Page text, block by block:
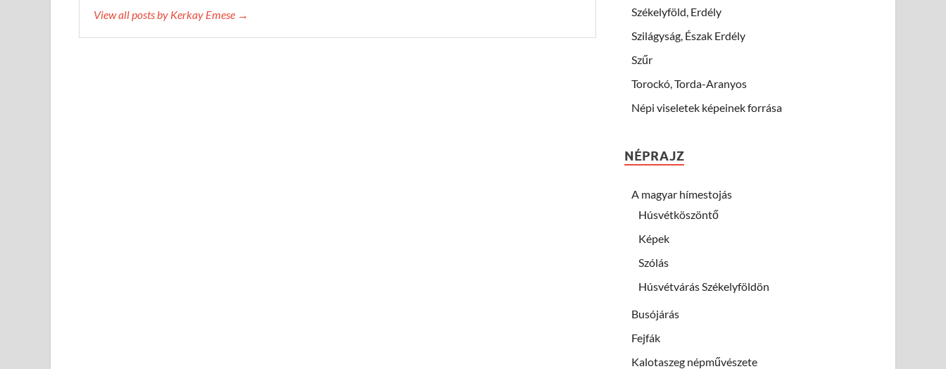
View all posts by Kerkay Emese →
Székelyföld, Erdély
Szilágyság, Észak Erdély
Szűr
Torockó, Torda-Aranyos
Népi viseletek képeinek forrása
NÉPRAJZ
A magyar hímestojás
Húsvétköszöntő
Képek
Szólás
Húsvétvárás Székelyföldön
Busójárás
Fejfák
Kalotaszeg népművészete